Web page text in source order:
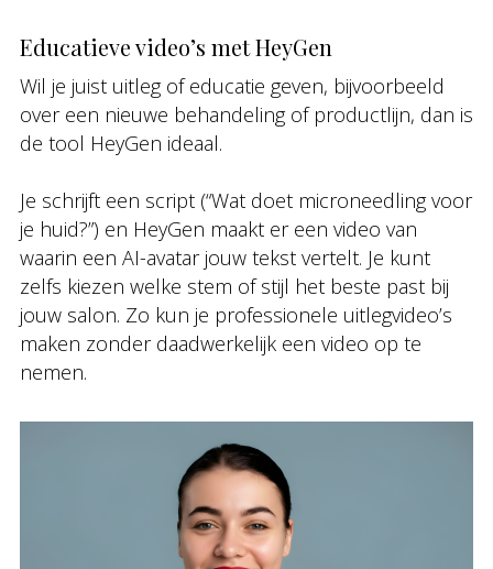
Educatieve video’s met HeyGen
Wil je juist uitleg of educatie geven, bijvoorbeeld
over een nieuwe behandeling of productlijn, dan is
de tool HeyGen ideaal.
Je schrijft een script (“Wat doet microneedling voor
je huid?”) en HeyGen maakt er een video van
waarin een AI-avatar jouw tekst vertelt. Je kunt
zelfs kiezen welke stem of stijl het beste past bij
jouw salon. Zo kun je professionele uitlegvideo’s
maken zonder daadwerkelijk een video op te
nemen.